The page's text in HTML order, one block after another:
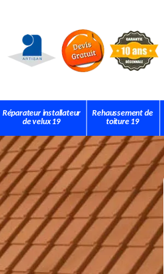
Réparateur installateur
de velux 19
Rehaussement de
toiture 19